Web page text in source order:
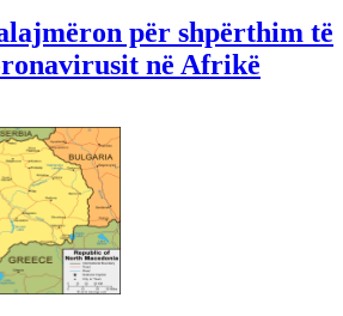
për shpërthim të
në Afrikë